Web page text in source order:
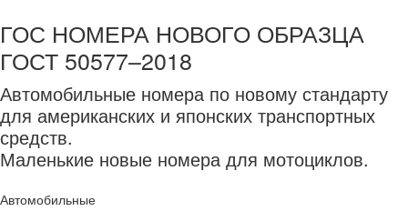
ГОС НОМЕРА НОВОГО ОБРАЗЦА
ГОСТ 50577–2018
Автомобильные номера по новому стандарту
для американских и японских транспортных
средств.
Маленькие новые номера для мотоциклов.
Автомобильные